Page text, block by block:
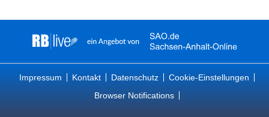
Impressum Kontakt Datenschutz
Cookie-Einstellungen
Browser Notifications